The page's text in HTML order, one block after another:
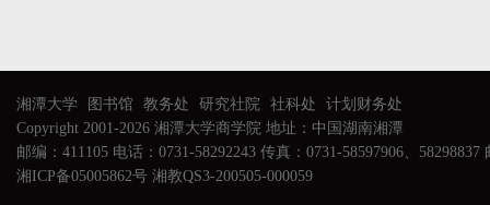
湘潭大学 图书馆 教务处 研究社院 社科处
计划财务处
Copyright 2001-2026 湘潭大学商学院 地址：中国湖南湘潭
邮编：411105 电话：0731-58292243 传真：0731-58597906、58298837
湘ICP备05005862号 湘教QS3-200505-000059